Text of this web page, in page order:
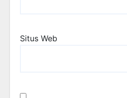
Situs Web